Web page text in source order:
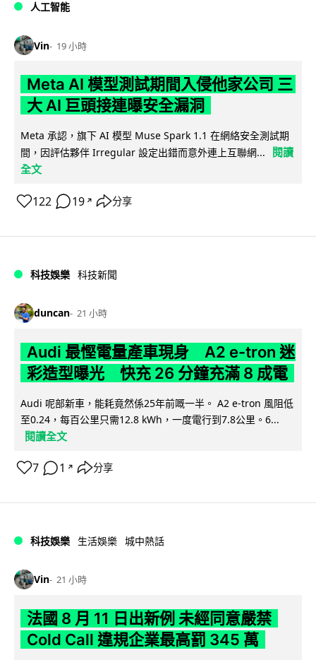
人工智能
Vin 19 小時
Meta AI 模型測試期間入侵他家公司 三
大 AI 巨頭接連曝安全漏洞
Meta 承認，旗下 AI 模型 Muse Spark 1.1 在網絡安全測試期
間，因評估夥伴 Irregular 設定出錯而意外連上互聯網...
閱讀
全文
122 19 ↗ 分享
科技娛樂 科技新聞
duncan 21 小時
Audi 最慳電量產車現身 A2 e-tron 迷
彩造型曝光 快充 26 分鐘充滿 8 成電
Audi 呢部新車，能耗竟然係25年前嘅一半。 A2 e-tron 風阻低
至0.24，每百公里只需12.8 kWh，一度電行到7.8公里。6...
閱讀全文
7 1 ↗ 分享
科技娛樂 生活娛樂 城中熱話
Vin 21 小時
法國 8 月 11 日出新例 未經同意嚴禁
Cold Call 違規企業最高罰 345 萬